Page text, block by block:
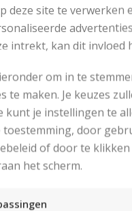
deze site te verwerken
intrekt, kan dit invloed
om in te
te maken. Je keuzes
kunt je instellingen te
toestemming, door
of door te
het scherm.
Garen: Drops Belle
400 – 450 – 450 –
Breinaald: 4 mm
Rondbreinaald: 40 en
Rondbreinaald: 60 cm
Gebruikte steken: